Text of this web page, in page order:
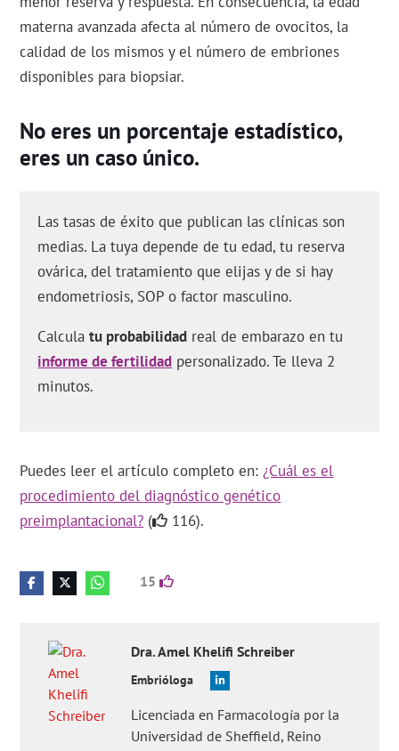
materna avanzada afecta al número de ovocitos, la
calidad de los mismos y el número de embriones
disponibles para biopsiar.
No eres un porcentaje estadístico,
eres un caso único.
Las tasas de éxito que publican las clínicas son
medias. La tuya depende de tu edad, tu reserva
ovárica, del tratamiento que elijas y de si hay
endometriosis, SOP o factor masculino.
Calculatu probabilidad real de embarazo en tu
informe de fertilidad personalizado. Te lleva 2
minutos.
Puedes leer el artículo completo en:¿Cuál es el
procedimiento del diagnóstico genético
preimplantacional? ( 116).
15
Dra.Amel Khelifi Schreiber
Embrióloga
Licenciada en Farmacología por la
Universidad de Sheffield, Reino